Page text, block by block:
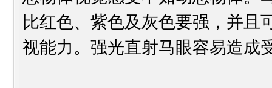
比红色、紫色及灰色要强，并且
视能力。强光直射马眼容易造成